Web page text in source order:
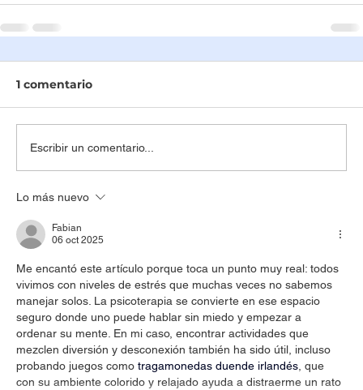
1 comentario
Escribir un comentario...
Lo más nuevo
Fabian
06 oct 2025
Me encantó este artículo porque toca un punto muy real: todos
vivimos con niveles de estrés que muchas veces no sabemos
manejar solos. La psicoterapia se convierte en ese espacio
seguro donde uno puede hablar sin miedo y empezar a
ordenar su mente. En mi caso, encontrar actividades que
mezclen diversión y desconexión también ha sido útil, incluso
probando juegos como tragamonedas duende irlandés, que
con su ambiente colorido y relajado ayuda a distraerme un rato